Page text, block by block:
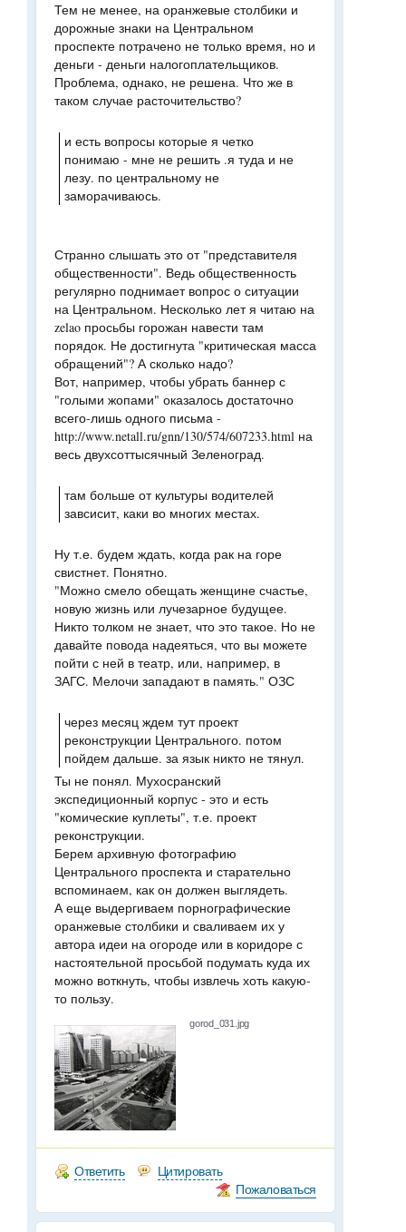
Тем не менее, на оранжевые столбики и
дорожные знаки на Центральном
проспекте потрачено не только время, но и
деньги - деньги налогоплательщиков.
Проблема, однако, не решена. Что же в
таком случае расточительство?
и есть вопросы которые я четко
понимаю - мне не решить .я туда и не
лезу. по центральному не
заморачиваюсь.
Странно слышать это от "представителя
общественности". Ведь общественность
регулярно поднимает вопрос о ситуации
на Центральном. Несколько лет я читаю на
zelao просьбы горожан навести там
порядок. Не достигнута "критическая масса
обращений"? А сколько надо?
Вот, например, чтобы убрать баннер с
"голыми жопами" оказалось достаточно
всего-лишь одного письма -
http://www.netall.ru/gnn/130/574/607233.html на
весь двухсоттысячный Зеленоград.
там больше от культуры водителей
завсисит, каки во многих местах.
Ну т.е. будем ждать, когда рак на горе
свистнет. Понятно.
"Можно смело обещать женщине счастье,
новую жизнь или лучезарное будущее.
Никто толком не знает, что это такое. Но не
давайте повода надеяться, что вы можете
пойти с ней в театр, или, например, в
ЗАГС. Мелочи западают в память." ОЗС
через месяц ждем тут проект
реконструкции Центрального. потом
пойдем дальше. за язык никто не тянул.
Ты не понял. Мухосранский
экспедиционный корпус - это и есть
"комические куплеты", т.е. проект
реконструкции.
Берем архивную фотографию
Центрального проспекта и старательно
вспоминаем, как он должен выглядеть.
А еще выдергиваем порнографические
оранжевые столбики и сваливаем их у
автора идеи на огороде или в коридоре с
настоятельной просьбой подумать куда их
можно воткнуть, чтобы извлечь хоть какую-
то пользу.
gorod_031.jpg
Ответить
Цитировать
Пожаловаться